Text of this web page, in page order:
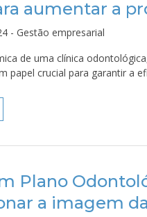
aumentar a
- Gestão empresarial
de uma clínica
papel crucial para garantir a
Plano
a imagem